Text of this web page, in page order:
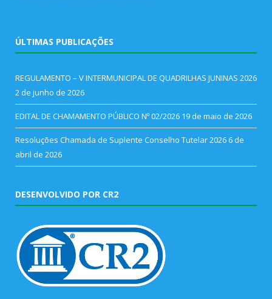
ÚLTIMAS PUBLICAÇÕES
REGULAMENTO – V INTERMUNICIPAL DE QUADRILHAS JUNINAS 2026
2 de junho de 2026
EDITAL DE CHAMAMENTO PÚBLICO Nº 02/2026 19 de maio de 2026
Resoluções Chamada de Suplente Conselho Tutelar 2026 6 de
abril de 2026
DESENVOLVIDO POR CR2